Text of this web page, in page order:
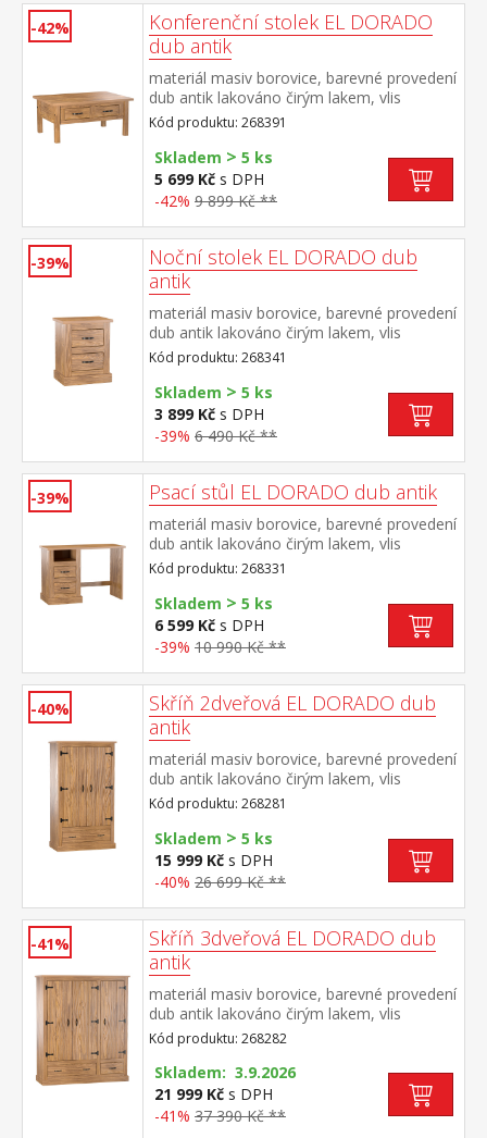
-42%
Konferenční stolek EL DORADO
dub antik
materiál masiv borovice, barevné provedení
dub antik lakováno čirým lakem, vlis
dřevěné struktury dvě zásuvky součást
sestavy EL DORADO
Kód produktu: 268391
Skladem > 5 ks
5 699 Kč s DPH
-42% 9 899 Kč **
-39%
Noční stolek EL DORADO dub
antik
materiál masiv borovice, barevné provedení
dub antik lakováno čirým lakem, vlis
dřevěné struktury dvě zásuvky součást
sestavy EL DORADO
Kód produktu: 268341
Skladem > 5 ks
3 899 Kč s DPH
-39% 6 490 Kč **
-39% Psací stůl EL DORADO dub antik
materiál masiv borovice, barevné provedení
dub antik lakováno čirým lakem, vlis
dřevěné struktury 2 zásuvky, 1 otevřená
police součást sestavy EL DORADO
Kód produktu: 268331
Skladem > 5 ks
6 599 Kč s DPH
-39% 10 990 Kč **
-40%
Skříň 2dveřová EL DORADO dub
antik
materiál masiv borovice, barevné provedení
dub antik lakováno čirým lakem, vlis
dřevěné struktury v horní části šatní tyč a
police na klobouky v dolní části široká
zásuvka součást sestavy EL DORADO
Kód produktu: 268281
Skladem > 5 ks
15 999 Kč s DPH
-40% 26 699 Kč **
-41%
Skříň 3dveřová EL DORADO dub
antik
materiál masiv borovice, barevné provedení
dub antik lakováno čirým lakem, vlis
dřevěné struktury prostor dělený v poměru
2:1 v levé části šatní tyč a police na
klobouky v pravé části dvě police, v dolní
části dvě zásuvky součást sestavy EL
DORADO
Kód produktu: 268282
Skladem: 3.9.2026
21 999 Kč s DPH
-41% 37 390 Kč **